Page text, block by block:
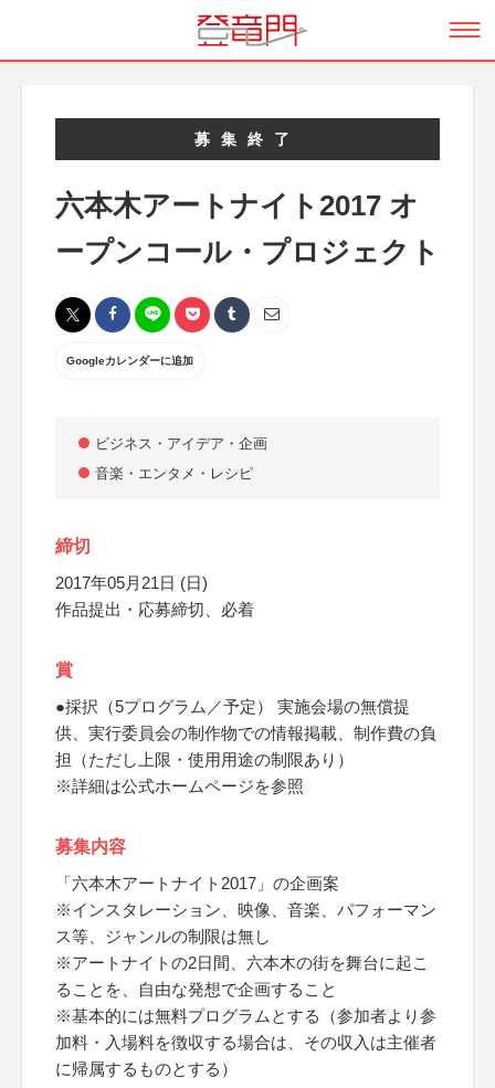
募集終了
六本木アートナイト2017 オ
ープンコール・プロジェクト
Googleカレンダーに追加
ビジネス・アイデア・企画
音楽・エンタメ・レシピ
締切
2017年05月21日 (日)
作品提出・応募締切、必着
賞
●採択（5プログラム／予定） 実施会場の無償提
供、実行委員会の制作物での情報掲載、制作費の負
担（ただし上限・使用用途の制限あり）
※詳細は公式ホームページを参照
募集内容
「六本木アートナイト2017」の企画案
※インスタレーション、映像、音楽、パフォーマン
ス等、ジャンルの制限は無し
※アートナイトの2日間、六本木の街を舞台に起こ
ることを、自由な発想で企画すること
※基本的には無料プログラムとする（参加者より参
加料・入場料を徴収する場合は、その収入は主催者
に帰属するものとする）